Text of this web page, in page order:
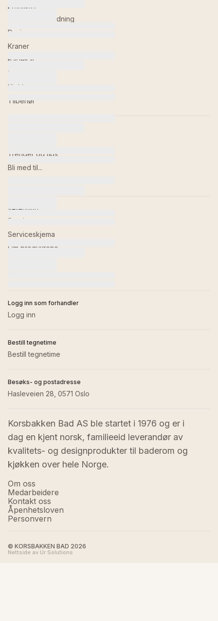
Produkter
Baderomsinnredning
Dusj
Kraner
Badekar
Toaletter
Kjøkken
Tilbehør
Trender og tips
Bli med til...
Veiledning
Service
Serviceskjema
Om produktene
Kontakt oss
Logg inn som forhandler
Logg inn
Bestill tegnetime
Bestill tegnetime
Besøks- og postadresse
Hasleveien 28, 0571 Oslo
Korsbakken Bad AS ble startet i 1976 og er i
dag en kjent norsk, familieeid leverandør av
kvalitets- og designprodukter til baderom og
kjøkken over hele Norge.
Om oss
Medarbeidere
Kontakt oss
Åpenhetsloven
Personvern
© KORSBAKKEN BAD 2026
Nettside av Ur Solutions